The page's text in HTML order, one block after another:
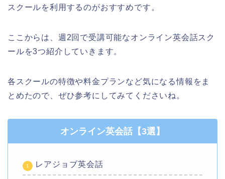
スクールを利用するのがおすすめです。
ここからは、週2回で受講可能なオンライン英会話スク
ールを3つ紹介していきます。
各スクールの特徴や料金プランなど気になる情報をま
とめたので、ぜひ参考にしてみてくださいね。
オンライン英会話【3選】
レアジョブ英会話